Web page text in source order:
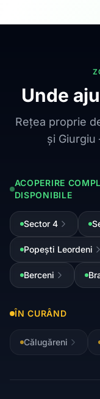
Unde
Rețea proprie
și
ACOPERIRE
DISPONIBILE
Sector 4
Popești Leordeni
Berceni
ÎN CURÂND
Călugăreni